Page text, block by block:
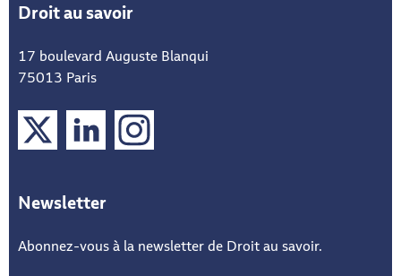
Droit au savoir
17 boulevard Auguste Blanqui
75013 Paris
Newsletter
Abonnez-vous à la newsletter de Droit au savoir.